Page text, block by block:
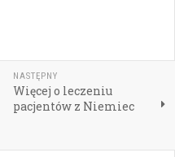
NASTĘPNY
Więcej o leczeniu
pacjentów z Niemiec